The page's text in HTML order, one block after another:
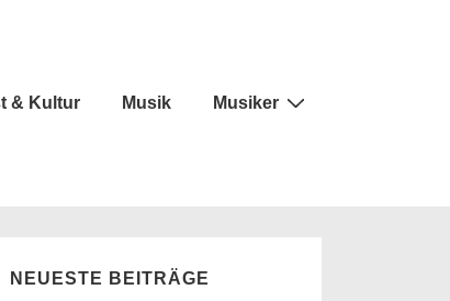
& Kultur Musik Musiker
NEUESTE BEITRÄGE